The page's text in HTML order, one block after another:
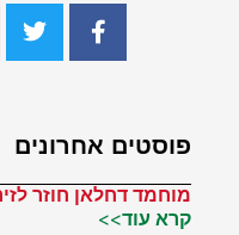
פוסטים אחרונים
מוחמד דחלאן חוזר
קרא עוד>>